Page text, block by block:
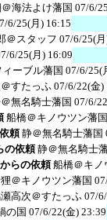
海法よけ藩国 07/6/
6/25(月) 16:15
スタッフ 07/6/25(
6/25(月) 16:09
ーブル藩国 07/6/25(
すたっふ 07/6/22(金)
無名騎士藩国 07/6/
船橋＠キノウツン藩国
頼 静＠無名騎士藩国
の依頼静＠無名騎士
らの依頼 船橋＠キノ
＠キノウツン藩国
高次＠すたっふ 07/
の国 07/6/22(金) 23:39